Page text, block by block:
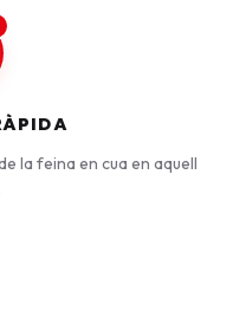
la feina en cua en aquell